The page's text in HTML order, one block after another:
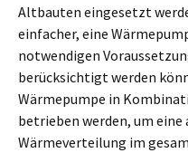
Altbauten eingesetzt
einfacher, eine
notwendigen
berücksichtigt werden
Wärmepumpe in
betrieben werden, um
Wärmeverteilung im